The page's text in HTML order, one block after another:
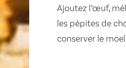
Ajoutez l’œuf,
les pépites de
conserver le